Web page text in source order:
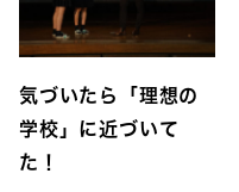
気づいたら「理想の
学校」に近づいて
た！